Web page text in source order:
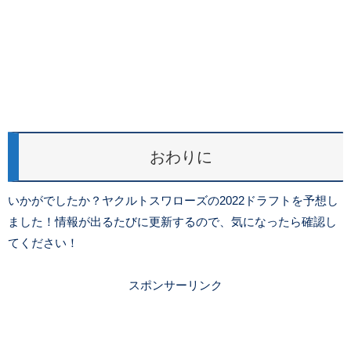
おわりに
いかがでしたか？ヤクルトスワローズの2022ドラフトを予想し
ました！情報が出るたびに更新するので、気になったら確認し
てください！
スポンサーリンク